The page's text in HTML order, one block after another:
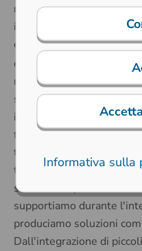
raggiunto in modi
indicatori sono spesso
elementi di comando
combinazione di
molte applicazioni, i
stanno sostituendo
input. Tuttavia, l'obiettivo
funzionamento il più
tutti i componenti dal
tattile. In qualità di
sistemi di input e
supportiamo durante
produciamo soluzioni
Dall'integrazione di
Informativa sulla